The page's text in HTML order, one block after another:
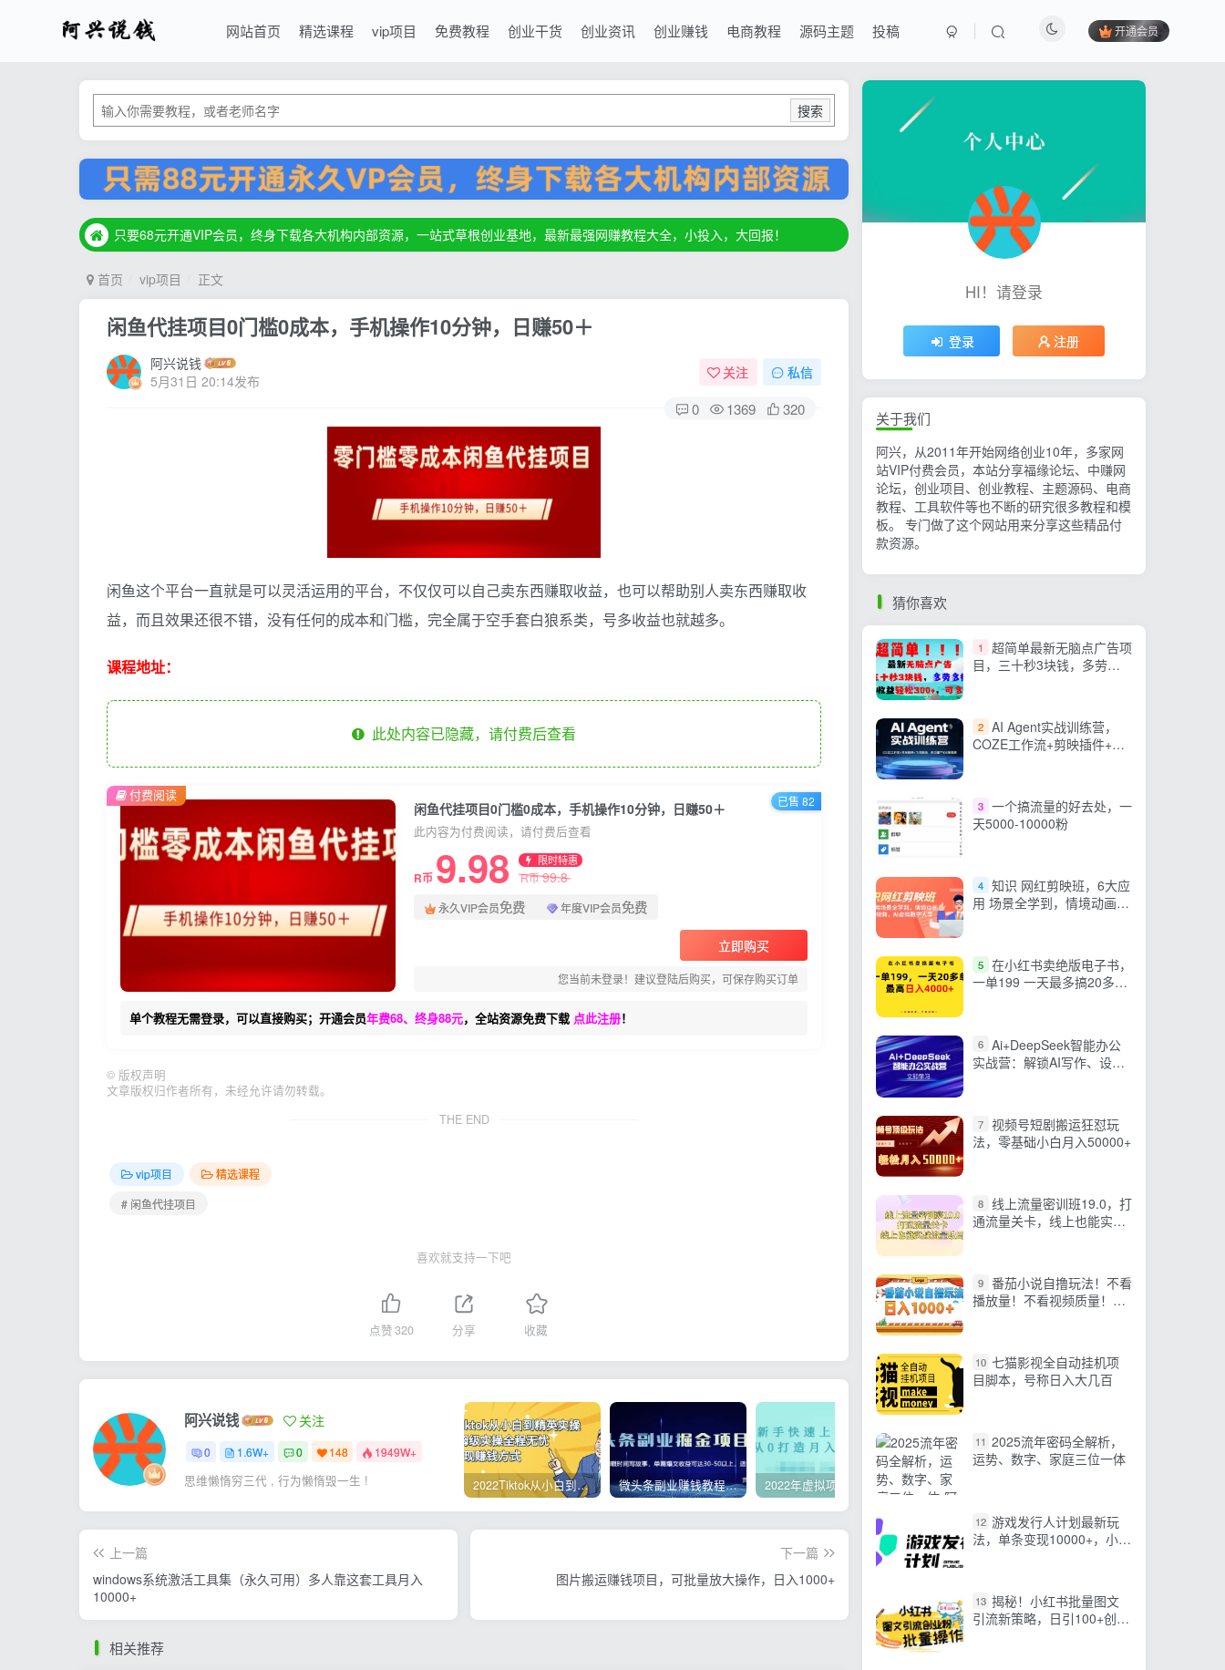
网站首页 精选课程 vip项目 免费教程 创业干货 创业资讯 创业赚钱 电商教程 源码主题 投稿 开通会员
搜索
只要68元开通VIP会员，终身下载各大机构内部资源，一站式草根创业基地，最新最强网赚教程大全，小投入，大回报！
只要68元开通VIP会员，终身下载各大机构内部资源，一站式草根创业基地，最新最强网赚教程大全，小投入，大回报！
只要68元开通VIP会员，终身下载各大机构内部资源，一站式草根创业基地，最新最强网赚教程大全，小投入，大回报！
首页 vip项目 正文
闲鱼代挂项目0门槛0成本，手机操作10分钟，日赚50＋
阿兴说钱
5月31日 20:14发布
关注 私信
0 1369 320
闲鱼这个平台一直就是可以灵活运用的平台，不仅仅可以自己卖东西赚取收益，也可以帮助别人卖东西赚取收
益，而且效果还很不错，没有任何的成本和门槛，完全属于空手套白狼系类，号多收益也就越多。
课程地址：
此处内容已隐藏，请付费后查看
闲鱼代挂项目0门槛0成本，手机操作10分钟，日赚50＋
此内容为付费阅读，请付费后查看
R币 9.98 限时特惠
R币99.8
永久VIP会员免费 年度VIP会员免费
立即购买
您当前未登录！建议登陆后购买，可保存购买订单
单个教程无需登录，可以直接购买；开通会员年费68、终身88元，全站资源免费下载 点此注册！
付费阅读 已售 82
© 版权声明
文章版权归作者所有，未经允许请勿转载。
THE END
vip项目
精选课程
# 闲鱼代挂项目
喜欢就支持一下吧
点赞320 分享 收藏
阿兴说钱 关注
0 1.6W+ 0 148 1949W+
思维懒惰穷三代 , 行为懒惰毁一生 ! 2022Tiktok从小白到精英实操，0-1保姆级实操全程无忧，多种变现赚钱方式 微头条副业赚钱教程，项目单号单天做到50-100+收益
上一篇
windows系统激活工具集（永久可用）多人靠这套工具月入
10000+
下一篇
图片搬运赚钱项目，可批量放大操作，日入1000+
相关推荐
HI！请登录
登录 注册
关于我们
阿兴，从2011年开始网络创业10年，多家网
站VIP付费会员，本站分享福缘论坛、中赚网
论坛，创业项目、创业教程、主题源码、电商
教程、工具软件等也不断的研究很多教程和模
板。 专门做了这个网站用来分享这些精品付
款资源。
猜你喜欢
1
超简单最新无脑点广告项
目，三十秒3块钱，多劳多
2 AI Agent实战训练营，
COZE工作流+剪映插件+飞
3 一个搞流量的好去处，一
天5000-10000粉
4 知识 网红剪映班，6大应
用 场景全学到，情境动画，
5 在小红书卖绝版电子书，
一单199 一天最多搞20多
6 Ai+DeepSeek智能办公
实战营：解锁AI写作、设
7 视频号短剧搬运狂怼玩
法，零基础小白月入50000+
8 线上流量密训班19.0，打
通流量关卡，线上也能实战
9 番茄小说自撸玩法！不看
播放量！不看视频质量！每
10 七猫影视全自动挂机项
目脚本，号称日入大几百
11 2025流年密码全解析，
运势、数字、家庭三位一体
12 游戏发行人计划最新玩
法，单条变现10000+，小白
13 揭秘！小红书批量图文
引流新策略，日引100+创业